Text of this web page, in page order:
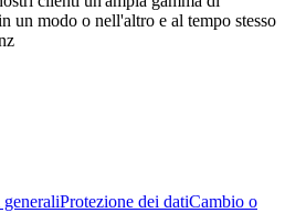
un modo o nell'altro e al tempo stesso
Protezione dei datiCambio o